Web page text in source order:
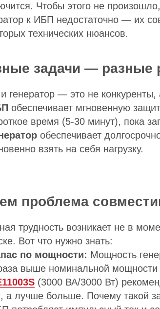
Чтобы этого не
к ИБП недостаточно — их
технических нюансов.
задачи — разные
генератор — это не конкуренты,
обеспечивает мгновенную
время (5-30 минут), пока
обеспечивает
взять на себя нагрузку.
проблема
трудность возникает не в
Вот что нужно знать:
по мощности: Мощность
выше номинальной
(3000 ВА/3000 Вт)
, а лучше больше. Почему такой